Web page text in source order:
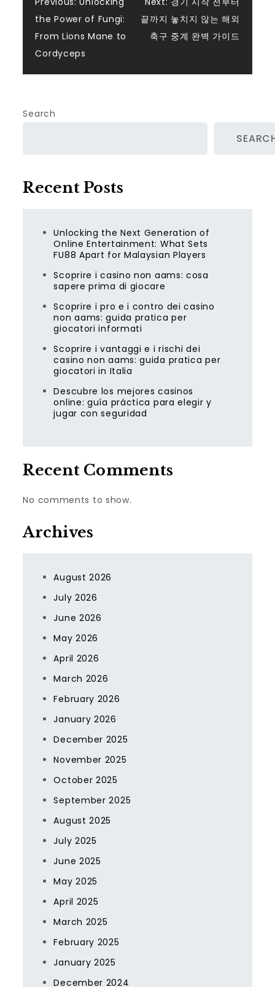
Post
navigation
the Power of Fungi:
From Lions Mane to
Cordyceps
끝까지 놓치지 않는 해외
축구 중계 완벽 가이드
Search
Recent Posts
Unlocking the Next Generation of
Online Entertainment: What Sets
FU88 Apart for Malaysian Players
Scoprire i casino non aams: cosa
sapere prima di giocare
Scoprire i pro e i contro dei casino
non aams: guida pratica per
giocatori informati
Scoprire i vantaggi e i rischi dei
casino non aams: guida pratica per
giocatori in Italia
Descubre los mejores casinos
online: guía práctica para elegir y
jugar con seguridad
Recent Comments
No comments to show.
Archives
August 2026
July 2026
June 2026
May 2026
April 2026
March 2026
February 2026
January 2026
December 2025
November 2025
October 2025
September 2025
August 2025
July 2025
June 2025
May 2025
April 2025
March 2025
February 2025
January 2025
December 2024